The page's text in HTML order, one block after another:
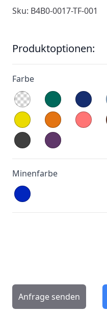
Sku: B4B0-0017-TF-001
Produktoptionen:
Farbe
Minenfarbe
Anfrage senden